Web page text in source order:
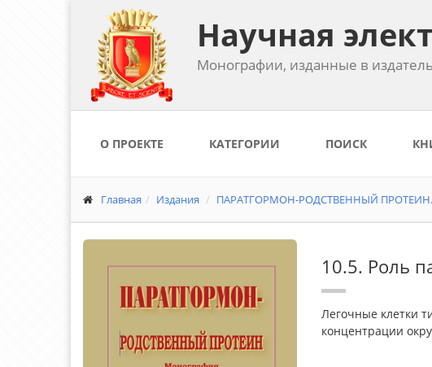
Научная
Монографии, изданные в
О ПРОЕКТЕ КАТЕГОРИИ ПОИСК
Главная Издания ПАРАТГОРМОН-РОДСТВЕННЫЙ ПРОТЕИН.
10.5. Роль
Легочные клетки
концентрации